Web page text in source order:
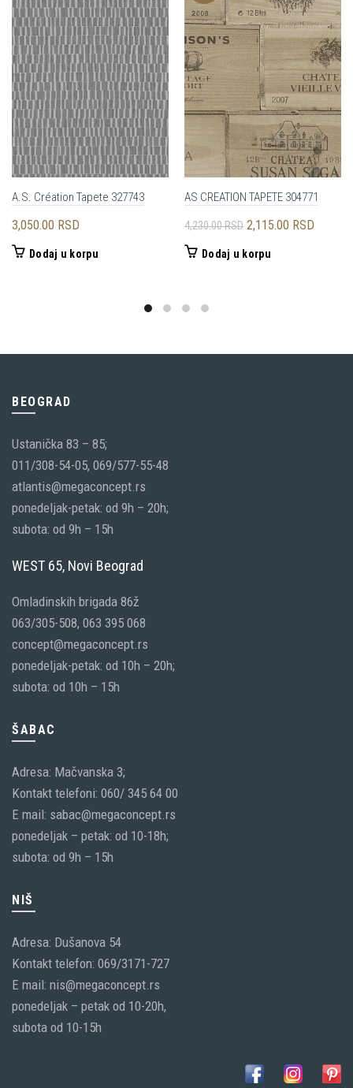
A.S. Création Tapete 327743
3,050.00 RSD
Dodaj u korpu
AS CREATION TAPETE 304771
4,230.00RSD Originalna
2,115.00 RSD
Dodaj u korpu
BEOGRAD
Ustanička 83 – 85;
011/308-54-05, 069/577-55-48
atlantis@megaconcept.rs
ponedeljak-petak: od 9h – 20h;
subota: od 9h – 15h
WEST 65, Novi Beograd
Omladinskih brigada 86ž
063/305-508, 063 395 068
concept@megaconcept.rs
ponedeljak-petak: od 10h – 20h;
subota: od 10h – 15h
ŠABAC
Adresa: Mačvanska 3;
Kontakt telefoni: 060/ 345 64 00
E mail: sabac@megaconcept.rs
ponedeljak – petak: od 10-18h;
subota: od 9h – 15h
NIŠ
Adresa: Dušanova 54
Kontakt telefon: 069/3171-727
E mail: nis@megaconcept.rs
ponedeljak – petak od 10-20h,
subota od 10-15h